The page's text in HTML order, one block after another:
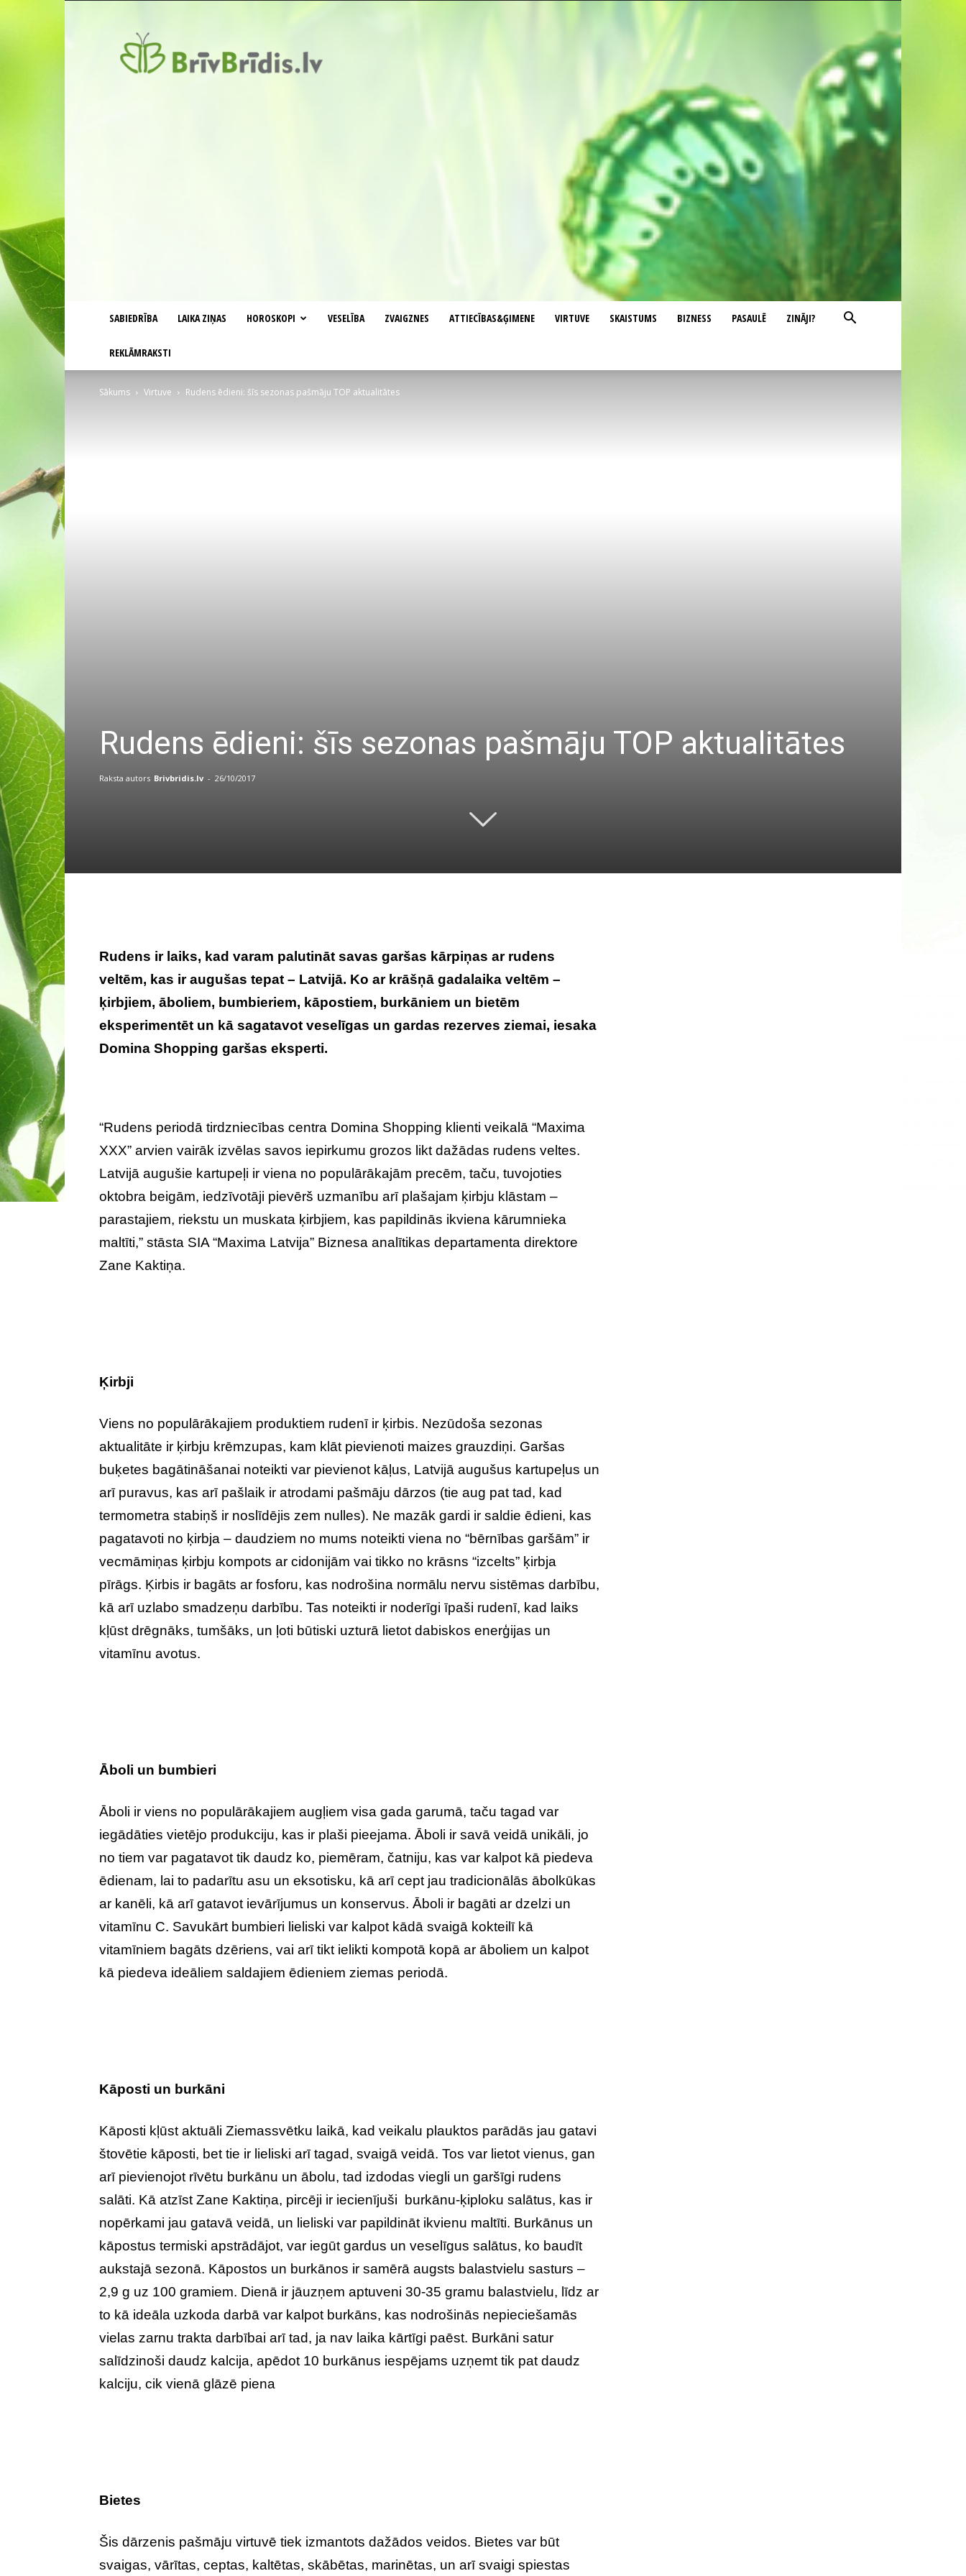
SABIEDRĪBA LAIKA ZIŅAS HOROSKOPI VESELĪBA ZVAIGZNES ATTIECĪBAS&ĢIMENE VIRTUVE SKAISTUMS BIZNESS PASAULĒ ZINĀJI?
REKLĀMRAKSTI
Sākums Virtuve Rudens ēdieni: šīs sezonas pašmāju TOP aktualitātes
Rudens ēdieni: šīs sezonas pašmāju TOP aktualitātes
Raksta autors Brivbridis.lv - 26/10/2017
Rudens ir laiks, kad varam palutināt savas garšas kārpiņas ar rudens
veltēm, kas ir augušas tepat – Latvijā. Ko ar krāšņā gadalaika veltēm –
ķirbjiem, āboliem, bumbieriem, kāpostiem, burkāniem un bietēm
eksperimentēt un kā sagatavot veselīgas un gardas rezerves ziemai, iesaka
Domina Shopping garšas eksperti.
“Rudens periodā tirdzniecības centra Domina Shopping klienti veikalā “Maxima
XXX” arvien vairāk izvēlas savos iepirkumu grozos likt dažādas rudens veltes.
Latvijā augušie kartupeļi ir viena no populārākajām precēm, taču, tuvojoties
oktobra beigām, iedzīvotāji pievērš uzmanību arī plašajam ķirbju klāstam –
parastajiem, riekstu un muskata ķirbjiem, kas papildinās ikviena kārumnieka
maltīti,” stāsta SIA “Maxima Latvija” Biznesa analītikas departamenta direktore
Zane Kaktiņa.
Ķirbji
Viens no populārākajiem produktiem rudenī ir ķirbis. Nezūdoša sezonas
aktualitāte ir ķirbju krēmzupas, kam klāt pievienoti maizes grauzdiņi. Garšas
buķetes bagātināšanai noteikti var pievienot kāļus, Latvijā augušus kartupeļus un
arī puravus, kas arī pašlaik ir atrodami pašmāju dārzos (tie aug pat tad, kad
termometra stabiņš ir noslīdējis zem nulles). Ne mazāk gardi ir saldie ēdieni, kas
pagatavoti no ķirbja – daudziem no mums noteikti viena no “bērnības garšām” ir
vecmāmiņas ķirbju kompots ar cidonijām vai tikko no krāsns “izcelts” ķirbja
pīrāgs. Ķirbis ir bagāts ar fosforu, kas nodrošina normālu nervu sistēmas darbību,
kā arī uzlabo smadzeņu darbību. Tas noteikti ir noderīgi īpaši rudenī, kad laiks
kļūst drēgnāks, tumšāks, un ļoti būtiski uzturā lietot dabiskos enerģijas un
vitamīnu avotus.
Āboli un bumbieri
Āboli ir viens no populārākajiem augļiem visa gada garumā, taču tagad var
iegādāties vietējo produkciju, kas ir plaši pieejama. Āboli ir savā veidā unikāli, jo
no tiem var pagatavot tik daudz ko, piemēram, čatniju, kas var kalpot kā piedeva
ēdienam, lai to padarītu asu un eksotisku, kā arī cept jau tradicionālās ābolkūkas
ar kanēli, kā arī gatavot ievārījumus un konservus. Āboli ir bagāti ar dzelzi un
vitamīnu C. Savukārt bumbieri lieliski var kalpot kādā svaigā kokteilī kā
vitamīniem bagāts dzēriens, vai arī tikt ielikti kompotā kopā ar āboliem un kalpot
kā piedeva ideāliem saldajiem ēdieniem ziemas periodā.
Kāposti un burkāni
Kāposti kļūst aktuāli Ziemassvētku laikā, kad veikalu plauktos parādās jau gatavi
štovētie kāposti, bet tie ir lieliski arī tagad, svaigā veidā. Tos var lietot vienus, gan
arī pievienojot rīvētu burkānu un ābolu, tad izdodas viegli un garšīgi rudens
salāti. Kā atzīst Zane Kaktiņa, pircēji ir iecienījuši burkānu-ķiploku salātus, kas ir
nopērkami jau gatavā veidā, un lieliski var papildināt ikvienu maltīti. Burkānus un
kāpostus termiski apstrādājot, var iegūt gardus un veselīgus salātus, ko baudīt
aukstajā sezonā. Kāpostos un burkānos ir samērā augsts balastvielu sasturs –
2,9 g uz 100 gramiem. Dienā ir jāuzņem aptuveni 30-35 gramu balastvielu, līdz ar
to kā ideāla uzkoda darbā var kalpot burkāns, kas nodrošinās nepieciešamās
vielas zarnu trakta darbībai arī tad, ja nav laika kārtīgi paēst. Burkāni satur
salīdzinoši daudz kalcija, apēdot 10 burkānus iespējams uzņemt tik pat daudz
kalciju, cik vienā glāzē piena
Bietes
Šis dārzenis pašmāju virtuvē tiek izmantots dažādos veidos. Bietes var būt
svaigas, vārītas, ceptas, kaltētas, skābētas, marinētas, un arī svaigi spiestas